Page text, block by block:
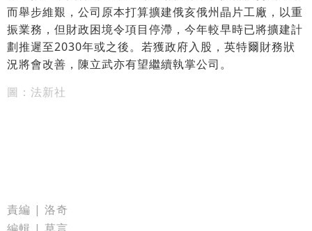
而舉步維艱，公司原本打算擴建俄亥俄州晶片工廠，以重
振業務，但財政困境令項目停滯，今年較早時已將擴建計
劃推遲至2030年或之後。若獲政府入股，英特爾財務狀
況將會改善，陳立武亦有望繼續執掌公司。
圖：法新社
責編 | 洛奇